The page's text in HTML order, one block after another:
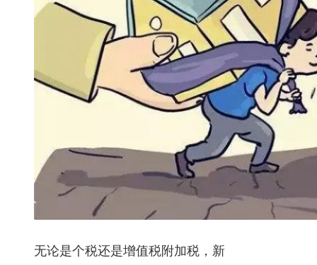
无论是个税还是增值税附加税，新